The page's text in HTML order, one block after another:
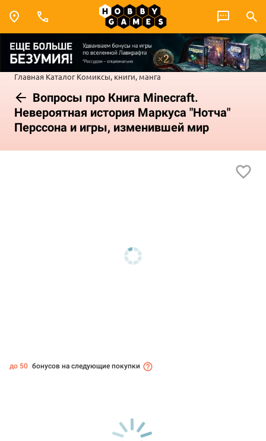
Главная Каталог Комиксы, книги, манга
Вопросы про Книга Minecraft.
Невероятная история Маркуса "Нотча"
Перссона и игры, изменившей мир
до 50 бонусов на следующие покупки